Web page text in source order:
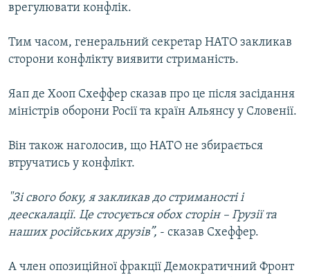
врегулювати конфлік.
Тим часом, генеральний секретар НАТО закликав
сторони конфлікту виявити стриманість.
Яап де Хооп Схеффер сказав про це після засідання
міністрів оборони Росії та країн Альянсу у Словенії.
Він також наголосив, що НАТО не збирається
втручатись у конфлікт.
"Зі свого боку, я закликав до стриманості і
деескалації. Це стосується обох сторін – Грузії та
наших російських друзів”, - сказав Схеффер.
А член опозиційної фракції Демократичний Фронт